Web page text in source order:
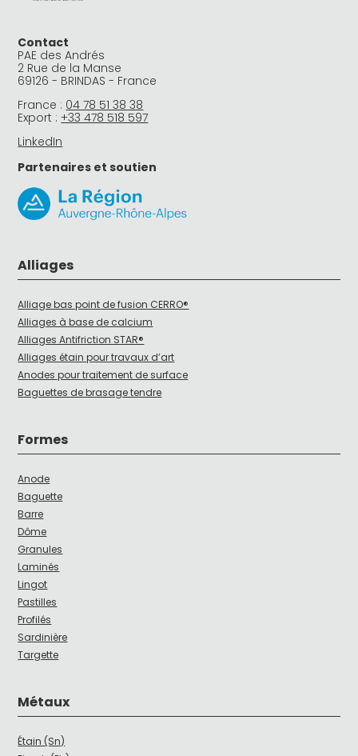
Contact
PAE des Andrés
2 Rue de la Manse
69126 - BRINDAS - France
France : 04 78 51 38 38
Export : +33 478 518 597
LinkedIn
Partenaires et soutien
Alliages
Alliage bas point de fusion CERRO®
Alliages à base de calcium
Alliages Antifriction STAR®
Alliages étain pour travaux d’art
Anodes pour traitement de surface
Baguettes de brasage tendre
Formes
Anode
Baguette
Barre
Dôme
Granules
Laminés
Lingot
Pastilles
Profilés
Sardinière
Targette
Métaux
Étain (Sn)